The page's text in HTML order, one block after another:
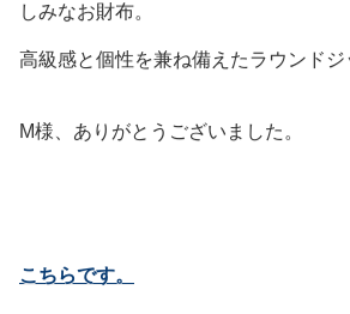
しみなお財布。
高級感と個性を兼ね備えたラウンドジ
M様、ありがとうございました。
こちらです。